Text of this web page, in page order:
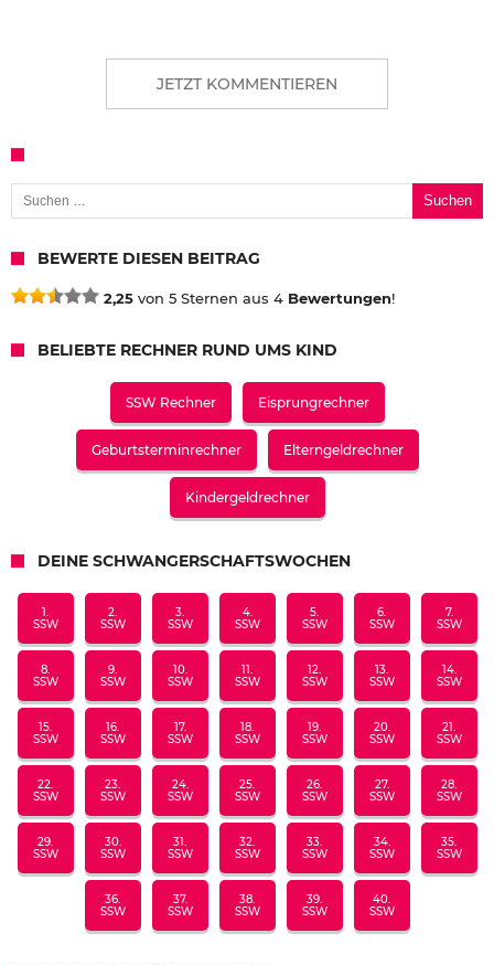
JETZT KOMMENTIEREN
Suchen nach:
BEWERTE DIESEN BEITRAG
2,25 von 5 Sternen aus 4 Bewertungen!
BELIEBTE RECHNER RUND UMS KIND
SSW Rechner Eisprungrechner
Geburtsterminrechner Elterngeldrechner
Kindergeldrechner
DEINE SCHWANGERSCHAFTSWOCHEN
1.
SSW
2.
SSW
3.
SSW
4.
SSW
5.
SSW
6.
SSW
7.
SSW
8.
SSW
9.
SSW
10.
SSW
11.
SSW
12.
SSW
13.
SSW
14.
SSW
15.
SSW
16.
SSW
17.
SSW
18.
SSW
19.
SSW
20.
SSW
21.
SSW
22.
SSW
23.
SSW
24.
SSW
25.
SSW
26.
SSW
27.
SSW
28.
SSW
29.
SSW
30.
SSW
31.
SSW
32.
SSW
33.
SSW
34.
SSW
35.
SSW
36.
SSW
37.
SSW
38.
SSW
39.
SSW
40.
SSW